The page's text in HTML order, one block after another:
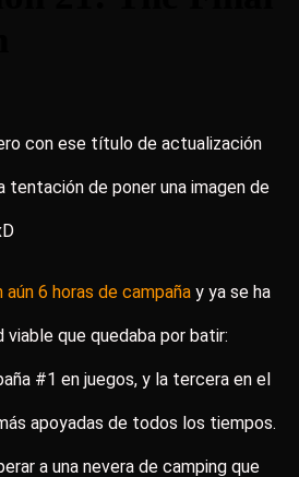
con ese título de actualización
tentación de poner una imagen de
aún 6 horas de campaña y ya se ha
que quedaba por batir:
#1 en juegos, y la tercera en el
apoyadas de todos los tiempos.
a una nevera de camping que